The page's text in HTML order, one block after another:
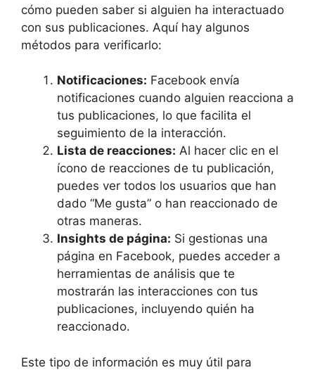
cómo pueden saber si alguien ha interactuado
con sus publicaciones. Aquí hay algunos
métodos para verificarlo:
Notificaciones: Facebook envía
notificaciones cuando alguien reacciona a
tus publicaciones, lo que facilita el
seguimiento de la interacción.
Lista de reacciones: Al hacer clic en el
ícono de reacciones de tu publicación,
puedes ver todos los usuarios que han
dado “Me gusta” o han reaccionado de
otras maneras.
Insights de página: Si gestionas una
página en Facebook, puedes acceder a
herramientas de análisis que te
mostrarán las interacciones con tus
publicaciones, incluyendo quién ha
reaccionado.
Este tipo de información es muy útil para